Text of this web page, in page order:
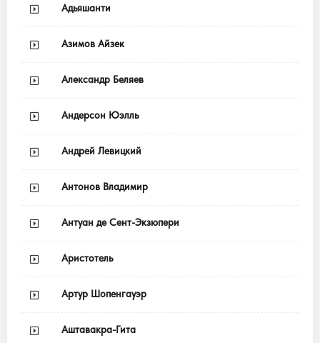
Адьяшанти
Азимов Айзек
Александр Беляев
Андерсон Юэлль
Андрей Левицкий
Антонов Владимир
Антуан де Сент-Экзюпери
Аристотель
Артур Шопенгауэр
Аштавакра-Гита